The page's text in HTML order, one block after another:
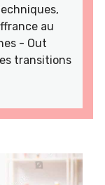
au
- Out
transitions